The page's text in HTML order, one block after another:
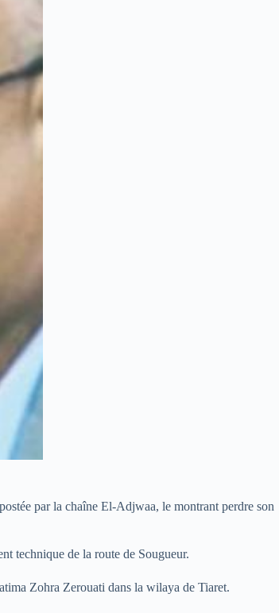
par la chaîne El-Adjwaa, le montrant perdre son
technique de la route de Sougueur.
Zohra Zerouati dans la wilaya de Tiaret.